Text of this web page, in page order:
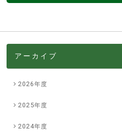
アーカイブ
2026年度
2025年度
2024年度